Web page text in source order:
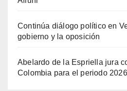
Continúa diálogo político en
gobierno y la oposición
Abelardo de la Espriella jura
Colombia para el periodo